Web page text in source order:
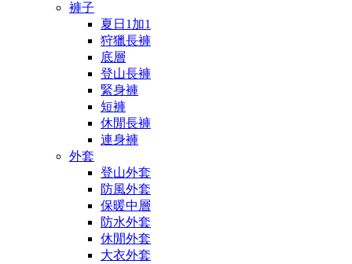
褲子
夏日1加1
狩獵長褲
底層
登山長褲
緊身褲
短褲
休閒長褲
連身褲
外套
登山外套
防風外套
保暖中層
防水外套
休閒外套
大衣外套